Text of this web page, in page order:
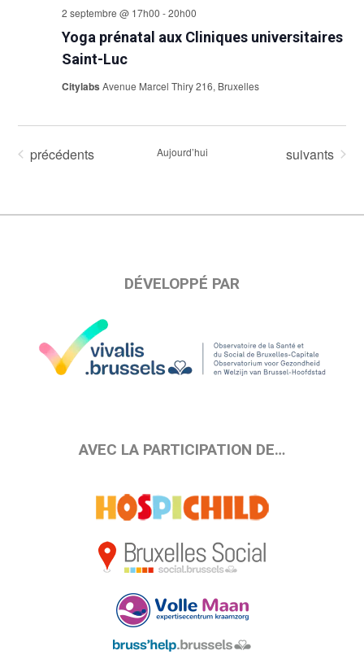
Yoga prénatal aux Cliniques universitaires
Saint-Luc
2 septembre @ 17h00 -20h00
CitylabsAvenue Marcel Thiry 216, Bruxelles
Évènements
précédents Aujourd’hui Évènements
suivants
DÉVELOPPÉ PAR
AVEC LA PARTICIPATION DE…